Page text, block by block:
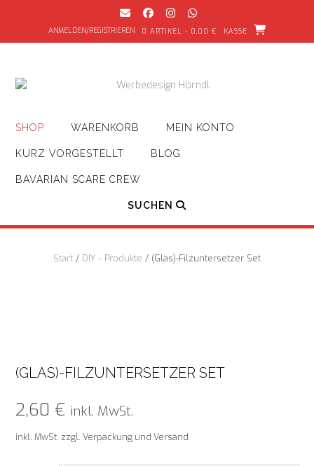
ANMELDEN/REGISTRIEREN 0 ARTIKEL - 0,00 € KASSE
SHOP WARENKORB MEIN KONTO
KURZ VORGESTELLT BLOG
BAVARIAN SCARE CREW
SUCHEN
Start / DIY - Produkte / (Glas)-Filzuntersetzer Set
(GLAS)-FILZUNTERSETZER SET
2,60 € inkl. MwSt.
inkl. MwSt. zzgl. Verpackung und Versand